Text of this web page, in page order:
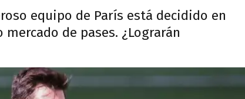
equipo de París está decidido en
de pases. ¿Lograrán